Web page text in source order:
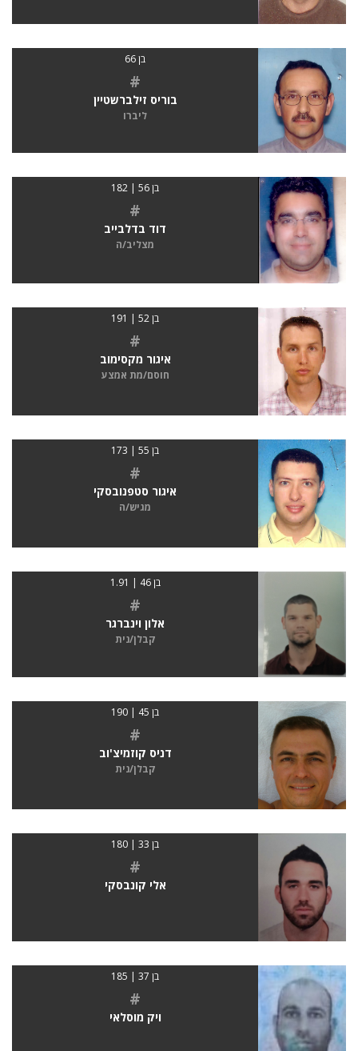
בן 66
#
בוריס זילברשטיין
ליברו
בן 56 | 182
#
דוד בדלבייב
מצליב/ה
בן 52 | 191
#
איגור מקסימוב
חוסם/מת אמצע
בן 55 | 173
#
איגור סטפנובסקי
מגיש/ה
בן 46 | 1.91
#
אלון וינברגר
קבלן/נית
בן 45 | 190
#
דניס קוזמיצ'וב
קבלן/נית
בן 33 | 180
#
אלי קונבסקי
בן 37 | 185
#
ויק מוסלאי